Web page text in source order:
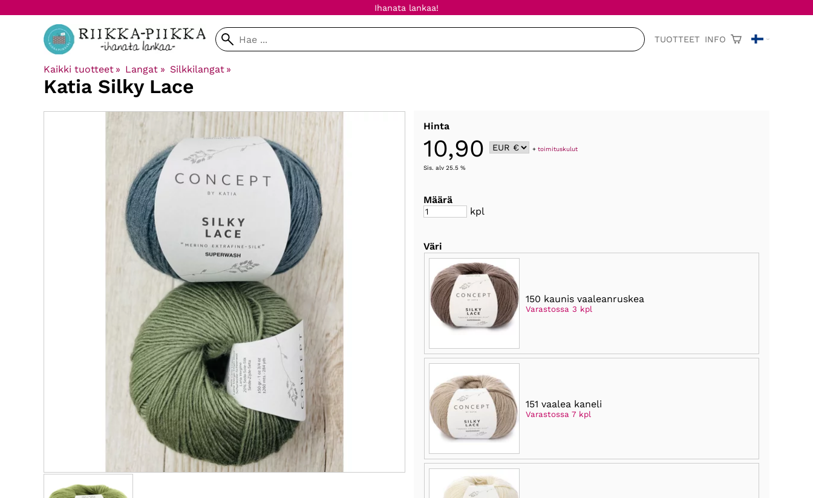
Ihanata lankaa!
TUOTTEET INFO
Kaikki tuotteet ‪» Langat ‪» Silkkilangat ‪»
Katia Silky Lace
Hinta
10,90 +toimituskulut
Sis. alv 25.5 %
Määrä
kpl
Väri
150 kaunis vaaleanruskea
Varastossa 3 kpl
151 vaalea kaneli
Varastossa 7 kpl